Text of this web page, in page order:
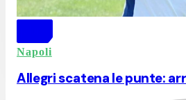
Napoli
Allegri scatena le punte: